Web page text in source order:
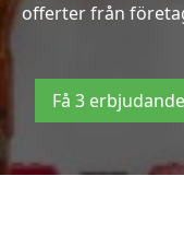
offerter från
Få 3